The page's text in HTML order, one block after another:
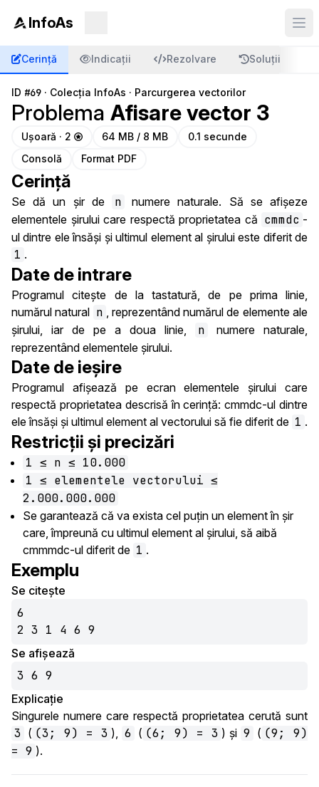
InfoAs
Cerință Indicații Rezolvare Soluții
ID #69 · Colecția InfoAs · Parcurgerea vectorilor
Problema Afisare vector 3
Ușoară · 2 64 MB / 8 MB
0.1 secunde
Consolă
Format PDF
Cerință
Se dă un șir de n
numere naturale. Să se afișeze
elementele șirului care respectă proprietatea că cmmdc -
ul dintre ele însăși și ultimul element al șirului este diferit de
1 .
Date de intrare
Programul citește de la tastatură, de pe prima linie,
numărul natural n , reprezentând numărul de elemente ale
șirului, iar de pe a doua linie,
n
numere naturale,
reprezentând elementele șirului.
Date de ieșire
Programul afișează pe ecran elementele șirului care
respectă proprietatea descrisă în cerință: cmmdc-ul dintre
ele însăși și ultimul element al vectorului să fie diferit de 1 .
Restricții și precizări
1 ≤ n ≤ 10.000
1 ≤ elementele vectorului ≤
2.000.000.000
Se garantează că va exista cel puțin un element în șir
care, împreună cu ultimul element al șirului, să aibă
cmmmdc-ul diferit de 1 .
Exemplu
Se citește
6
2 3 1 4 6 9
Se afișează
3 6 9
Explicație
Singurele numere care respectă proprietatea cerută sunt
3 ( (3; 9) = 3 ), 6 ( (6; 9) = 3 ) și 9 ( (9; 9)
= 9 ).